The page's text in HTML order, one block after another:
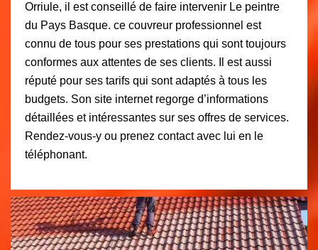
Orriule, il est conseillé de faire intervenir Le peintre
du Pays Basque. ce couvreur professionnel est
connu de tous pour ses prestations qui sont toujours
conformes aux attentes de ses clients. Il est aussi
réputé pour ses tarifs qui sont adaptés à tous les
budgets. Son site internet regorge d’informations
détaillées et intéressantes sur ses offres de services.
Rendez-vous-y ou prenez contact avec lui en le
téléphonant.